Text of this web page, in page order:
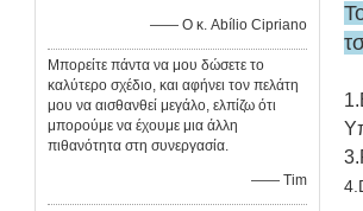
—— Ο κ. Abílio Cipriano
Μπορείτε πάντα να μου δώσετε το
καλύτερο σχέδιο, και αφήνει τον πελάτη
μου να αισθανθεί μεγάλο, ελπίζω ότι
μπορούμε να έχουμε μια άλλη
πιθανότητα στη συνεργασία.
—— Tim